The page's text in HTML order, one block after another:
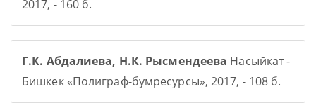
2017, - 160 б.
Г.К. Абдалиева, Н.К. Рысмендеева Насыйкат -
Бишкек «Полиграф-бумресурсы», 2017, - 108 б.